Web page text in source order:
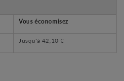
Vous économisez
Jusqu'à 42,10 €